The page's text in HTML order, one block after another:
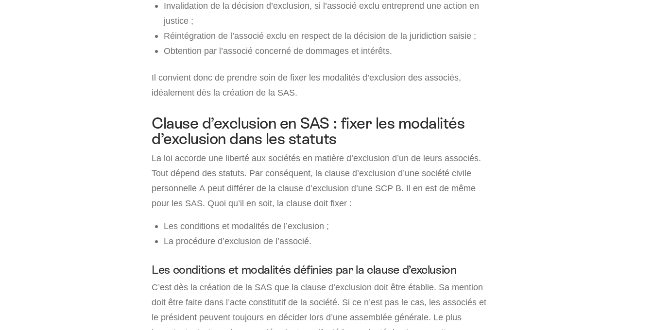
Invalidation de la décision d’exclusion, si l’associé exclu entreprend une action en
justice ;
Réintégration de l’associé exclu en respect de la décision de la juridiction saisie ;
Obtention par l’associé concerné de dommages et intérêts.
Il convient donc de prendre soin de fixer les modalités d’exclusion des associés,
idéalement dès la création de la SAS.
Clause d’exclusion en SAS : fixer les modalités
d’exclusion dans les statuts
La loi accorde une liberté aux sociétés en matière d’exclusion d’un de leurs associés.
Tout dépend des statuts. Par conséquent, la clause d’exclusion d’une société civile
personnelle A peut différer de la clause d’exclusion d’une SCP B. Il en est de même
pour les SAS. Quoi qu’il en soit, la clause doit fixer :
Les conditions et modalités de l’exclusion ;
La procédure d’exclusion de l’associé.
Les conditions et modalités définies par la clause d’exclusion
C’est dès la création de la SAS que la clause d’exclusion doit être établie. Sa mention
doit être faite dans l’acte constitutif de la société. Si ce n’est pas le cas, les associés et
le président peuvent toujours en décider lors d’une assemblée générale. Le plus